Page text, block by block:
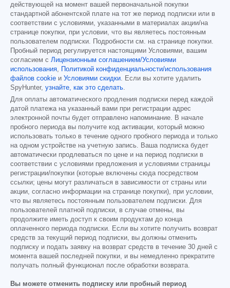
действующей на момент вашей первоначальной покупки
стандартной абонентской плате на тот же период подписки или в
соответствии с условиями, указанными в материалах акции/на
странице покупки, при условии, что вы являетесь постоянным
пользователем подписки. Подробности см. на странице покупки.
Пробный период регулируется настоящими Условиями, вашим
согласием с Лицензионным соглашением/Условиями
использования, Политикой конфиденциальности/использования
файлов cookie и Условиями скидки. Если вы хотите удалить
SpyHunter, узнайте, как это сделать.
Для оплаты автоматического продления подписки перед каждой
датой платежа на указанный вами при регистрации адрес
электронной почты будет отправлено напоминание. В начале
пробного периода вы получите код активации, который можно
использовать только в течение одного пробного периода и только
на одном устройстве на учетную запись. Ваша подписка будет
автоматически продлеваться по цене и на период подписки в
соответствии с условиями предложения и условиями страницы
регистрации/покупки (которые включены сюда посредством
ссылки; цены могут различаться в зависимости от страны или
акции, согласно информации на странице покупки), при условии,
что вы являетесь постоянным пользователем подписки. Для
пользователей платной подписки, в случае отмены, вы
продолжите иметь доступ к своим продуктам до конца
оплаченного периода подписки. Если вы хотите получить возврат
средств за текущий период подписки, вы должны отменить
подписку и подать заявку на возврат средств в течение 30 дней с
момента вашей последней покупки, и вы немедленно прекратите
получать полный функционал после обработки возврата.
Вы можете отменить подписку или пробный период